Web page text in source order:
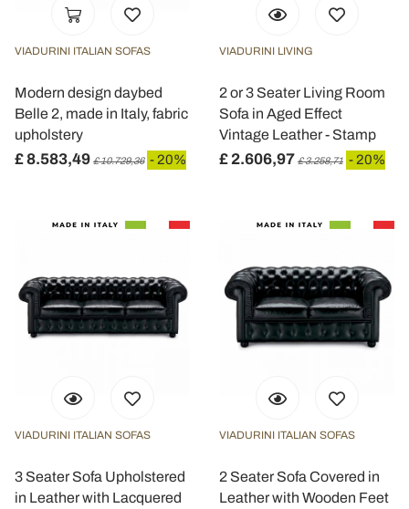
VIADURINI ITALIAN SOFAS
Modern design daybed
Belle 2, made in Italy, fabric
upholstery
£ 8.583,49 £ 10.729,36 - 20%
VIADURINI LIVING
2 or 3 Seater Living Room
Sofa in Aged Effect
Vintage Leather - Stamp
£ 2.606,97 £ 3.258,71 - 20%
VIADURINI ITALIAN SOFAS
3 Seater Sofa Upholstered
in Leather with Lacquered
VIADURINI ITALIAN SOFAS
2 Seater Sofa Covered in
Leather with Wooden Feet